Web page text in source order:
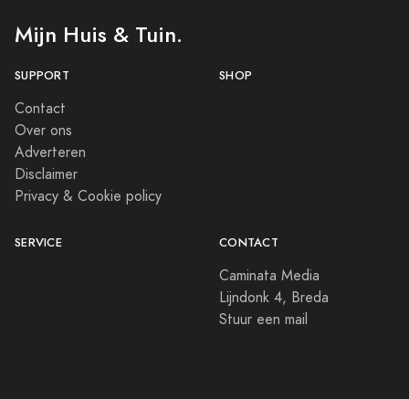
Mijn Huis & Tuin.
SUPPORT
Contact
Over ons
Adverteren
Disclaimer
Privacy & Cookie policy
SHOP
SERVICE CONTACT
Caminata Media
Lijndonk 4, Breda
Stuur een mail